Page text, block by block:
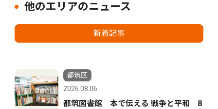
他のエリアのニュース
新着記事
都筑区
2026.08.06
都筑図書館 本で伝える 戦争と平和 8